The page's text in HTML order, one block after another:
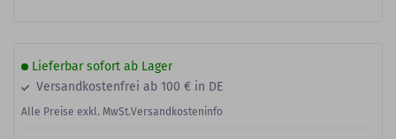
Lieferbar sofort ab Lager
Versandkostenfrei ab 100 € in DE
Alle Preise exkl. MwSt.Versandkosteninfo